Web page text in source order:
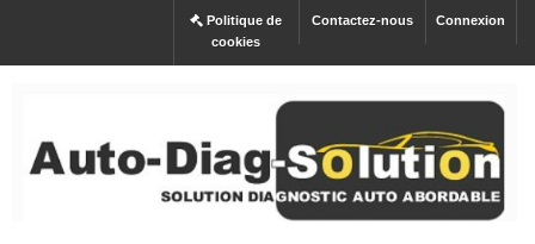
Connexion
Contactez-nous
Politique de
cookies